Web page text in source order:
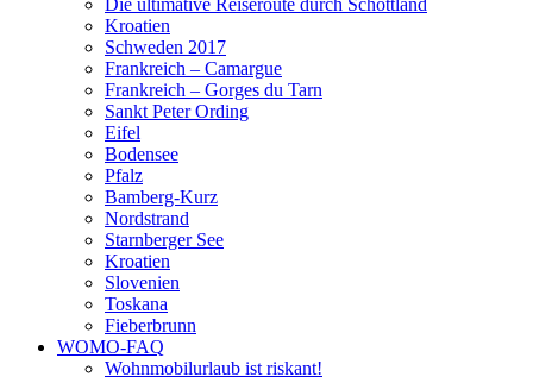
Kroatien
Schweden 2017
Frankreich – Camargue
Frankreich – Gorges du Tarn
Sankt Peter Ording
Eifel
Bodensee
Pfalz
Bamberg-Kurz
Nordstrand
Starnberger See
Kroatien
Slovenien
Toskana
Fieberbrunn
WOMO-FAQ
Wohnmobilurlaub ist riskant!